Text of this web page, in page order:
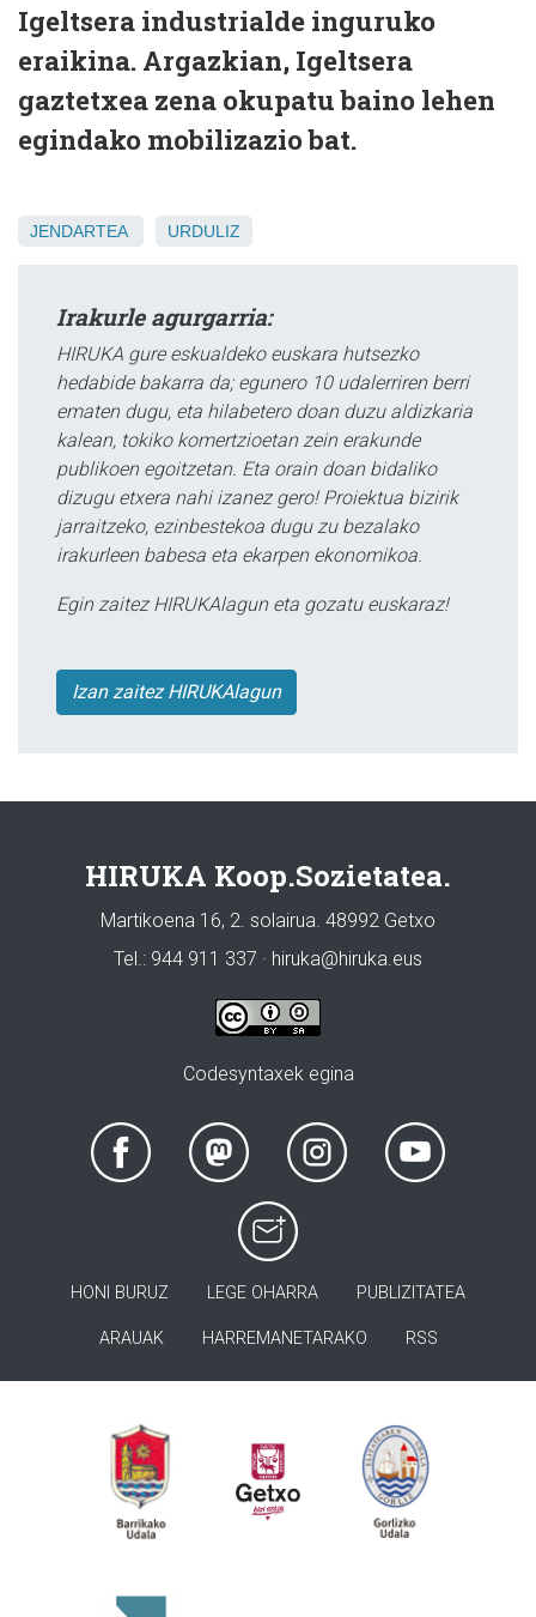
Igeltsera industrialde inguruko
eraikina. Argazkian, Igeltsera
gaztetxea zena okupatu baino lehen
egindako mobilizazio bat.
JENDARTEA URDULIZ
Irakurle agurgarria:
HIRUKA gure eskualdeko euskara hutsezko
hedabide bakarra da; egunero 10 udalerriren berri
ematen dugu, eta hilabetero doan duzu aldizkaria
kalean, tokiko komertzioetan zein erakunde
publikoen egoitzetan. Eta orain doan bidaliko
dizugu etxera nahi izanez gero! Proiektua bizirik
jarraitzeko, ezinbestekoa dugu zu bezalako
irakurleen babesa eta ekarpen ekonomikoa.
Egin zaitez HIRUKAlagun eta gozatu euskaraz!
Izan zaitez HIRUKAlagun
HIRUKA Koop.Sozietatea.
Martikoena 16, 2. solairua. 48992 Getxo
Tel.: 944 911 337 · hiruka@hiruka.eus
Codesyntaxek egina
HONI BURUZ LEGE OHARRA PUBLIZITATEA
ARAUAK HARREMANETARAKO RSS